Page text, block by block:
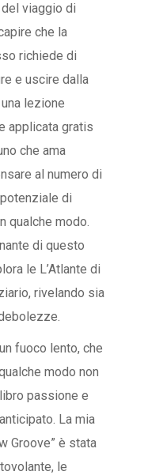
viaggio di
che la
richiede di
e uscire dalla
lezione
applicata gratis
che ama
al numero di
di
qualche modo.
di questo
le L’Atlante di
rivelando sia
fuoco lento, che
modo non
passione e
La mia
Groove” è stata
le